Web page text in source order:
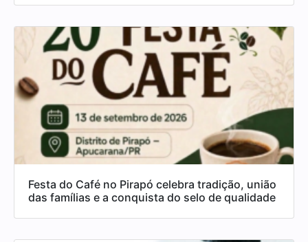
Festa do Café no Pirapó celebra tradição, união
das famílias e a conquista do selo de qualidade